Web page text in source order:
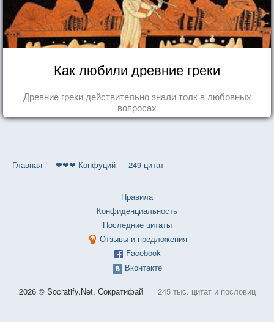
Как любили древние греки
Древние греки действительно знали толк в любовных
вопросах
Главная ❤❤❤ Конфуций — 249 цитат
Правила
Конфиденциальность
Последние цитаты
Отзывы и предложения
Facebook
Вконтакте
2026 © Socratify.Net, Сократифай 245 тыс. цитат и пословиц